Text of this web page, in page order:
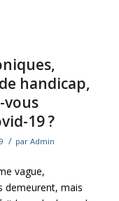
handicap,
vous
19 ?
/ par Admin
vague,
demeurent, mais